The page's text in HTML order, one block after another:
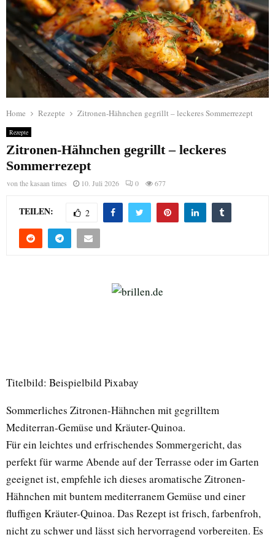
Home Rezepte Zitronen-Hähnchen gegrillt – leckeres Sommerrezept
Rezepte
Zitronen-Hähnchen gegrillt – leckeres
Sommerrezept
von the kasaan times 10. Juli 2026 0 677
TEILEN: 2
Titelbild: Beispielbild Pixabay
Sommerliches Zitronen-Hähnchen mit gegrilltem
Mediterran-Gemüse und Kräuter-Quinoa.
Für ein leichtes und erfrischendes Sommergericht, das
perfekt für warme Abende auf der Terrasse oder im Garten
geeignet ist, empfehle ich dieses aromatische Zitronen-
Hähnchen mit buntem mediterranem Gemüse und einer
fluffigen Kräuter-Quinoa. Das Rezept ist frisch, farbenfroh,
nicht zu schwer und lässt sich hervorragend vorbereiten. Es